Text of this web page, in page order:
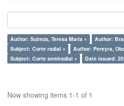
Author: Suirezs, Teresa María ×
Author:
Subject: Corte radial ×
Author: Pereyra,
Subject: Corte semiradial ×
Date issued:
Now showing items 1-1 of 1